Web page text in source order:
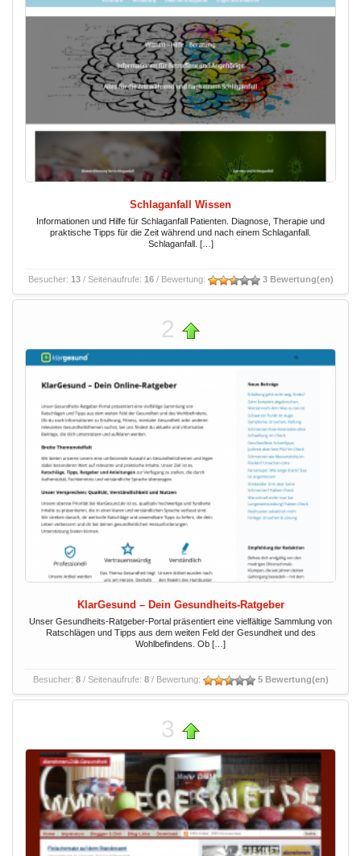
Schlaganfall Wissen
Informationen und Hilfe für Schlaganfall Patienten. Diagnose, Therapie und
praktische Tipps für die Zeit während und nach einem Schlaganfall.
Schlaganfall. […]
Besucher: 13/ Seitenaufrufe: 16/ Bewertung: 3 Bewertung(en)
2
KlarGesund – Dein Gesundheits-Ratgeber
Unser Gesundheits-Ratgeber-Portal präsentiert eine vielfältige Sammlung von
Ratschlägen und Tipps aus dem weiten Feld der Gesundheit und des
Wohlbefindens. Ob […]
Besucher: 8/ Seitenaufrufe: 8/ Bewertung: 5 Bewertung(en)
3